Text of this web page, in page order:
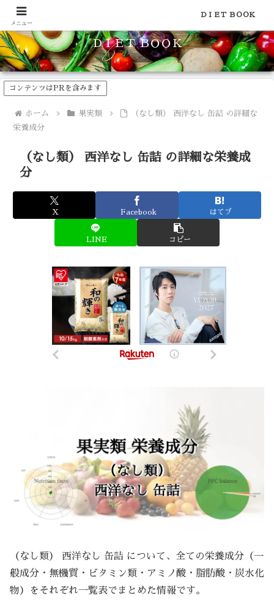
食品のカロリーや糖質などの栄養素がわかる！健康やダイエットに
ＤＩＥＴ ＢＯＯＫ
コンテンツはPRを含みます
ホーム 果実類
（なし類） 西洋なし 缶詰 の詳細な
栄養成分
（なし類） 西洋なし 缶詰 の詳細な栄養成
分
X Facebook はてブ
LINE コピー
（なし類） 西洋なし 缶詰 について、全ての栄養成分（一
般成分・無機質・ビタミン類・アミノ酸・脂肪酸・炭水化
物）をそれぞれ一覧表でまとめた情報です。
メニュー
ＤＩＥＴ ＢＯＯＫ